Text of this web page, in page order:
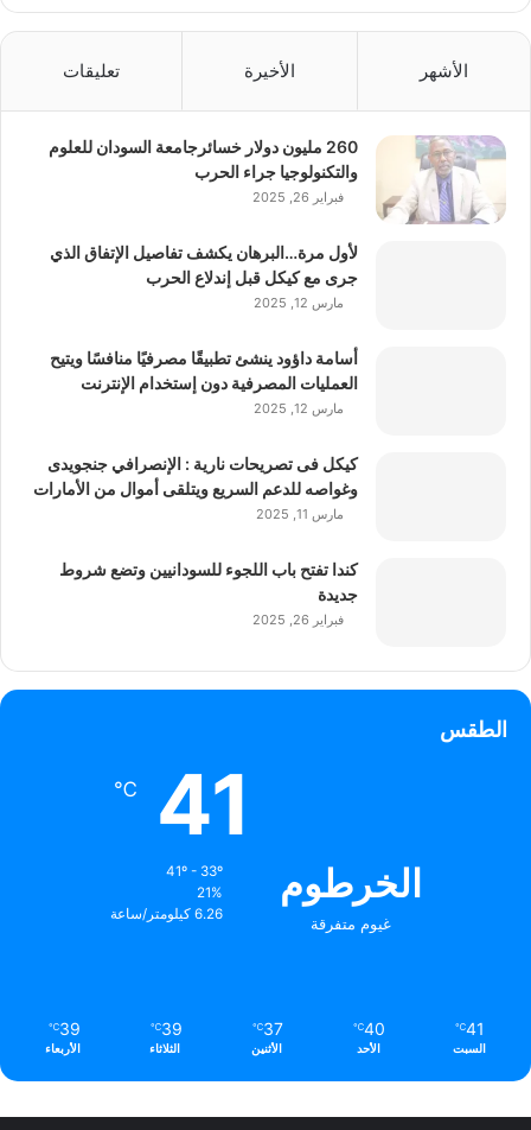
الأشهر الأخيرة تعليقات
260 مليون دولار خسائرجامعة السودان للعلوم
والتكنولوجيا جراء الحرب
فبراير 26, 2025
لأول مرة…البرهان يكشف تفاصيل الإتفاق الذي
جرى مع كيكل قبل إندلاع الحرب
مارس 12, 2025
أسامة داؤود ينشئ تطبيقًا مصرفيًا منافسًا ويتيح
العمليات المصرفية دون إستخدام الإنترنت
مارس 12, 2025
كيكل فى تصريحات نارية : الإنصرافي جنجويدى
وغواصه للدعم السريع ويتلقى أموال من الأمارات
مارس 11, 2025
كندا تفتح باب اللجوء للسودانيين وتضع شروط
جديدة
فبراير 26, 2025
الطقس
الخرطوم
غيوم متفرقة
41
℃
41º - 33º
21%
6.26 كيلومتر/ساعة
41
℃
السبت
40
℃
الأحد
37
℃
الأثنين
39
℃
الثلاثاء
39
℃
الأربعاء